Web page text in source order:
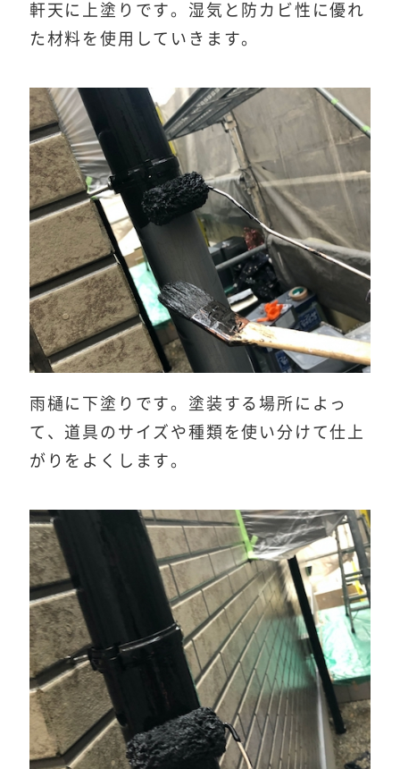
軒天に上塗りです。湿気と防カビ性に優れ
た材料を使用していきます。
雨樋に下塗りです。塗装する場所によっ
て、道具のサイズや種類を使い分けて仕上
がりをよくします。